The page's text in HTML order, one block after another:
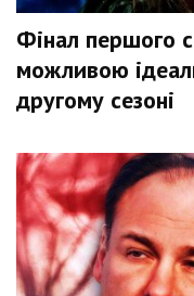
Фінал першого
можливою
другому сезоні